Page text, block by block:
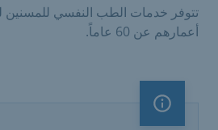
تتوفر خدمات الطب النفسي للمسنين
أعمارهم عن 60 عاماً.
ملاحظة مهمة